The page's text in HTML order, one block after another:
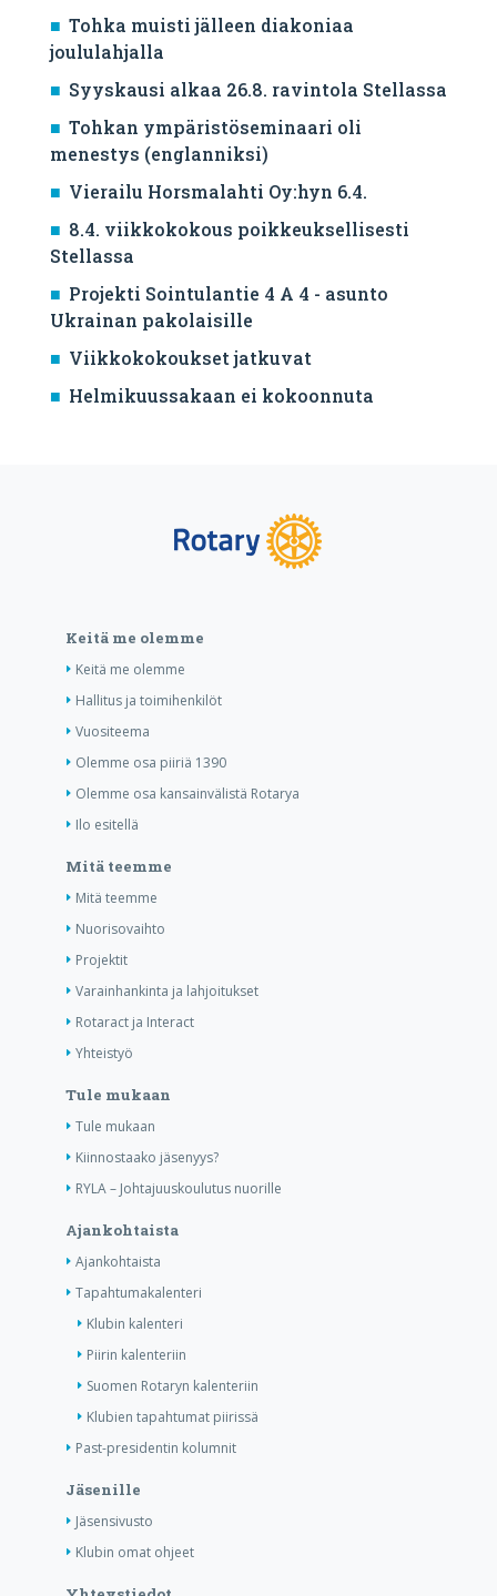
Tohka muisti jälleen diakoniaa
joululahjalla
Syyskausi alkaa 26.8. ravintola Stellassa
Tohkan ympäristöseminaari oli
menestys (englanniksi)
Vierailu Horsmalahti Oy:hyn 6.4.
8.4. viikkokokous poikkeuksellisesti
Stellassa
Projekti Sointulantie 4 A 4 - asunto
Ukrainan pakolaisille
Viikkokokoukset jatkuvat
Helmikuussakaan ei kokoonnuta
Keitä me olemme
Keitä me olemme
Hallitus ja toimihenkilöt
Vuositeema
Olemme osa piiriä 1390
Olemme osa kansainvälistä Rotarya
Ilo esitellä
Mitä teemme
Mitä teemme
Nuorisovaihto
Projektit
Varainhankinta ja lahjoitukset
Rotaract ja Interact
Yhteistyö
Tule mukaan
Tule mukaan
Kiinnostaako jäsenyys?
RYLA – Johtajuuskoulutus nuorille
Ajankohtaista
Ajankohtaista
Tapahtumakalenteri
Klubin kalenteri
Piirin kalenteriin
Suomen Rotaryn kalenteriin
Klubien tapahtumat piirissä
Past-presidentin kolumnit
Jäsenille
Jäsensivusto
Klubin omat ohjeet